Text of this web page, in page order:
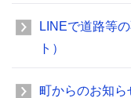
LINEで道路等
ト）
町からのお知ら